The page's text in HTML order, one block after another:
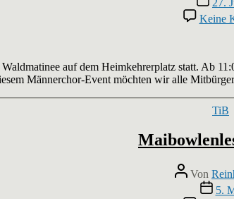
Keine
auf dem Heimkehrerplatz statt. Ab
Männerchor-Event möchten wir alle
TiB
Beitragsautor
Von
5.